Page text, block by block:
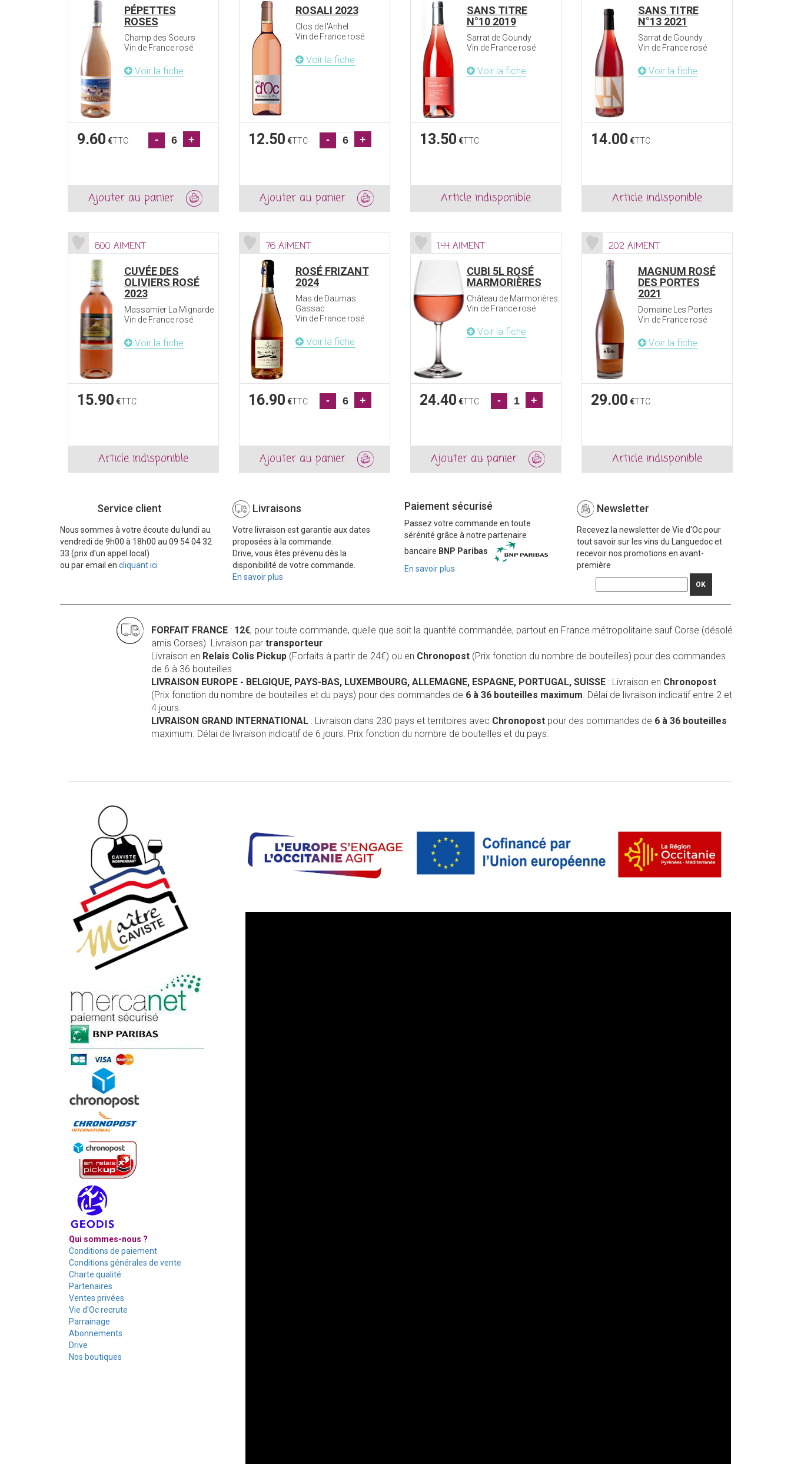
PÉPETTES
ROSES
Champ des Soeurs
Vin de France rosé
Voir la fiche
9.60 €TTC - +
Ajouter au panier
ROSALI 2023
Clos de l'Anhel
Vin de France rosé
Voir la fiche
12.50 €TTC - +
Ajouter au panier
SANS TITRE
N°10 2019
Sarrat de Goundy
Vin de France rosé
Voir la fiche
13.50 €TTC
Article indisponible
SANS TITRE
N°13 2021
Sarrat de Goundy
Vin de France rosé
Voir la fiche
14.00 €TTC
Article indisponible
600 AIMENT
CUVÉE DES
OLIVIERS ROSÉ
2023
Massamier La Mignarde
Vin de France rosé
Voir la fiche
15.90 €TTC
Article indisponible
76 AIMENT
ROSÉ FRIZANT
2024
Mas de Daumas
Gassac
Vin de France rosé
Voir la fiche
16.90 €TTC - +
Ajouter au panier
144 AIMENT
CUBI 5L ROSÉ
MARMORIÈRES
Château de Marmorières
Vin de France rosé
Voir la fiche
24.40 €TTC - +
Ajouter au panier
202 AIMENT
MAGNUM ROSÉ
DES PORTES
2021
Domaine Les Portes
Vin de France rosé
Voir la fiche
29.00 €TTC
Article indisponible
Service client
Nous sommes à votre écoute du lundi au
vendredi de 9h00 à 18h00 au 09 54 04 32
33 (prix d'un appel local)
ou par email en cliquant ici
Livraisons
Votre livraison est garantie aux dates
proposées à la commande.
Drive, vous êtes prévenu dès la
disponibilité de votre commande.
En savoir plus
Paiement sécurisé
Passez votre commande en toute
sérénité grâce à notre partenaire
bancaire BNP Paribas
En savoir plus
Newsletter
Recevez la newsletter de Vie d'Oc pour
tout savoir sur les vins du Languedoc et
recevoir nos promotions en avant-
première
OK
FORFAIT FRANCE : 12€, pour toute commande, quelle que soit la quantité commandée, partout en France métropolitaine sauf Corse (désolé
amis Corses). Livraison partransporteur.
Livraison en Relais Colis Pickup (Forfaits à partir de 24€) ou en Chronopost (Prix fonction du nombre de bouteilles) pour des commandes
de 6 à 36 bouteilles
LIVRAISON EUROPE - BELGIQUE, PAYS-BAS, LUXEMBOURG, ALLEMAGNE, ESPAGNE, PORTUGAL, SUISSE : Livraison en Chronopost
(Prix fonction du nombre de bouteilles et du pays) pour des commandes de 6 à 36 bouteilles maximum. Délai de livraison indicatif entre 2 et
4 jours.
LIVRAISON GRAND INTERNATIONAL : Livraison dans 230 pays et territoires avec Chronopost pour des commandes de 6 à 36 bouteilles
maximum. Délai de livraison indicatif de 6 jours. Prix fonction du nombre de bouteilles et du pays.
Qui sommes-nous ?
Conditions de paiement
Conditions générales de vente
Charte qualité
Partenaires
Ventes privées
Vie d'Oc recrute
Parrainage
Abonnements
Drive
Nos boutiques